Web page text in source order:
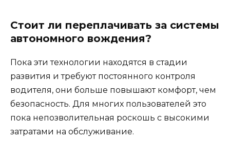
Стоит ли переплачивать за системы
автономного вождения?
Пока эти технологии находятся в стадии
развития и требуют постоянного контроля
водителя, они больше повышают комфорт, чем
безопасность. Для многих пользователей это
пока непозволительная роскошь с высокими
затратами на обслуживание.